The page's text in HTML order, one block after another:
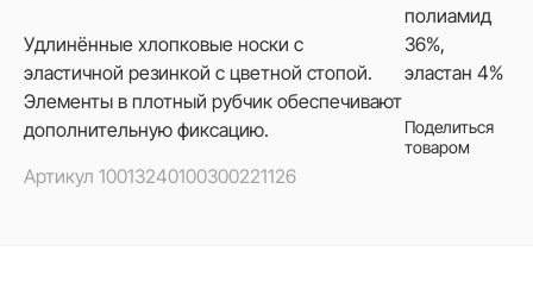
Удлинённые хлопковые носки с
эластичной резинкой с цветной стопой.
Элементы в плотный рубчик обеспечивают
дополнительную фиксацию.
Артикул 10013240100300221126
полиамид
36%,
эластан 4%
Поделиться
товаром